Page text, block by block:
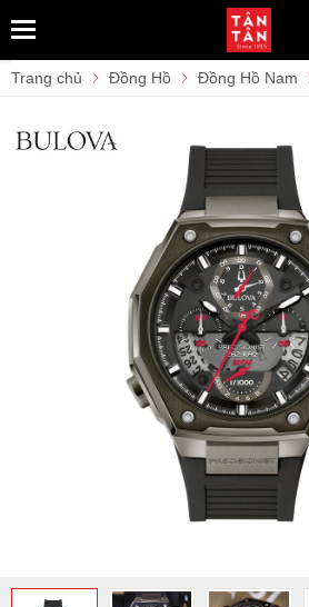
Trang chủ Đồng Hồ Đồng Hồ Nam